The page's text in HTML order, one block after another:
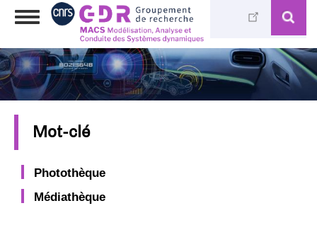
Aller
principal
Toggle
Mot-clé
Photothèque
Médiathèque